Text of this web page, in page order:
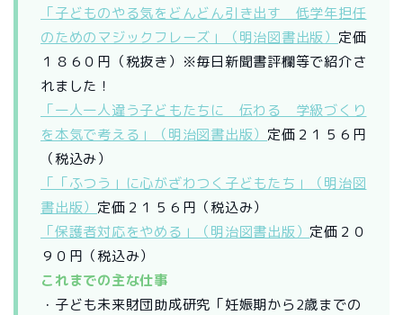
「子どものやる気をどんどん引き出す 低学年担任
のためのマジックフレーズ」（明治図書出版） 定価
１８６０円（税抜き）※毎日新聞書評欄等で紹介さ
れました！
「一人一人違う子どもたちに 伝わる 学級づくり
を本気で考える」（明治図書出版） 定価２１５６円
（税込み）
「「ふつう」に心がざわつく子どもたち」（明治図
書出版） 定価２１５６円（税込み）
「保護者対応をやめる」（明治図書出版） 定価２０
９０円（税込み）
これまでの主な仕事
・子ども未来財団助成研究「妊娠期から2歳までの